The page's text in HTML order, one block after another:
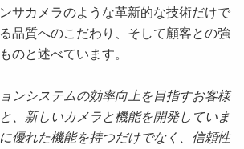
サカメラのような革新的な技術だけで
品質へのこだわり、そして顧客との強
のと述べています。
ンシステムの効率向上を目指すお客様
、新しいカメラと機能を開発していま
優れた機能を持つだけでなく、信頼性